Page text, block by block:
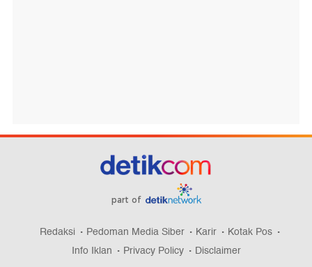
part of
Redaksi Pedoman Media Siber Karir
Kotak Pos
Info Iklan
Privacy Policy Disclaimer